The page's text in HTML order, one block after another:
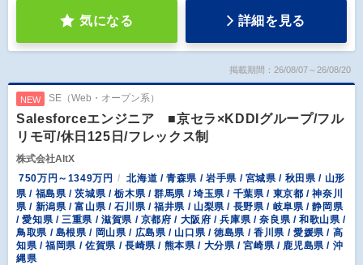
気になる 詳細を見る
掲載期間：26/08/07～26/08/20
NEW SE（Web・オープン系）
Salesforceエンジニア ■京セラ×KDDIグループ/フル
リモ可/休日125日/フレックス制
株式会社AltX
750万円～1349万円
北海道 / 青森県 / 岩手県 / 宮城県 / 秋田県 / 山形
県 / 福島県 / 茨城県 / 栃木県 / 群馬県 / 埼玉県 / 千葉県 / 東京都 / 神奈川
県 / 新潟県 / 富山県 / 石川県 / 福井県 / 山梨県 / 長野県 / 岐阜県 / 静岡県
/ 愛知県 / 三重県 / 滋賀県 / 京都府 / 大阪府 / 兵庫県 / 奈良県 / 和歌山県 /
鳥取県 / 島根県 / 岡山県 / 広島県 / 山口県 / 徳島県 / 香川県 / 愛媛県 / 高
知県 / 福岡県 / 佐賀県 / 長崎県 / 熊本県 / 大分県 / 宮崎県 / 鹿児島県 / 沖
縄県